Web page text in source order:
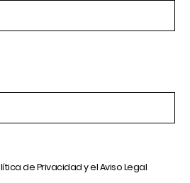
de Privacidady elAviso Legal